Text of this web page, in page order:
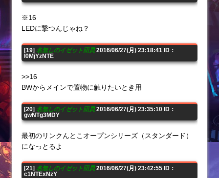
※16
LEDに撃つんじゃね？
[19] 名無しのイゼット団員2016/06/27(月) 23:18:41 ID：
I0MjYzNTE
>>16
BWからメインで置物に触りたいとき用
[20] 名無しのイゼット団員2016/06/27(月) 23:35:10 ID：
gwNTg3MDY
最初のリンクんとこオープンシリーズ（スタンダード）
になっとるよ
[21] 名無しのイゼット団員2016/06/27(月) 23:42:55 ID：
c1NTExNzY